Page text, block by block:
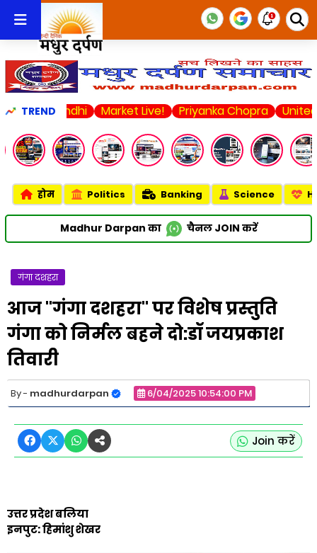
TREND
Gandhi Market Live! Priyanka Chopra United State
होम Politics Banking Science
Madhur Darpan का चैनल JOIN करें
गंगा दशहरा
आज "गंगा दशहरा" पर विशेष प्रस्तुति
गंगा को निर्मल बहने दो:डॉ जयप्रकाश
तिवारी
madhurdarpan 6/04/2025 10:54:00 PM
Join करें
उत्तर प्रदेश बलिया
इनपुट: हिमांशु शेखर